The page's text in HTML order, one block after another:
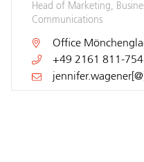
Head of Marketing,
Communications
Office
+49 2161 811-754